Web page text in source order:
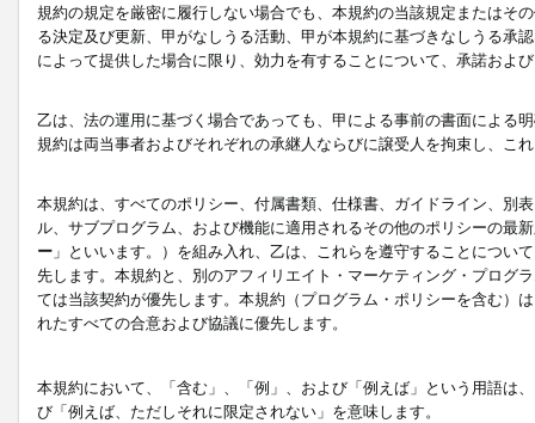
規約の規定を厳密に履行しない場合でも、本規約の当該規定またはそ
る決定及び更新、甲がなしうる活動、甲が本規約に基づきなしうる承
によって提供した場合に限り、効力を有することについて、承諾およ
乙は、法の運用に基づく場合であっても、甲による事前の書面による
規約は両当事者およびそれぞれの承継人ならびに譲受人を拘束し、こ
本規約は、すべてのポリシー、付属書類、仕様書、ガイドライン、別
ル、サブプログラム、および機能に適用されるその他のポリシーの最
ー 」といいます。）を組み入れ、乙は、これらを遵守することにつ
先します。本規約と、別のアフィリエイト・マーケティング・プログ
ては当該契約が優先します。本規約（プログラム・ポリシーを含む）
れたすべての合意および協議に優先します。
本規約において、「含む」、「例」、および「例えば」という用語は
び「例えば、ただしそれに限定されない」を意味します。